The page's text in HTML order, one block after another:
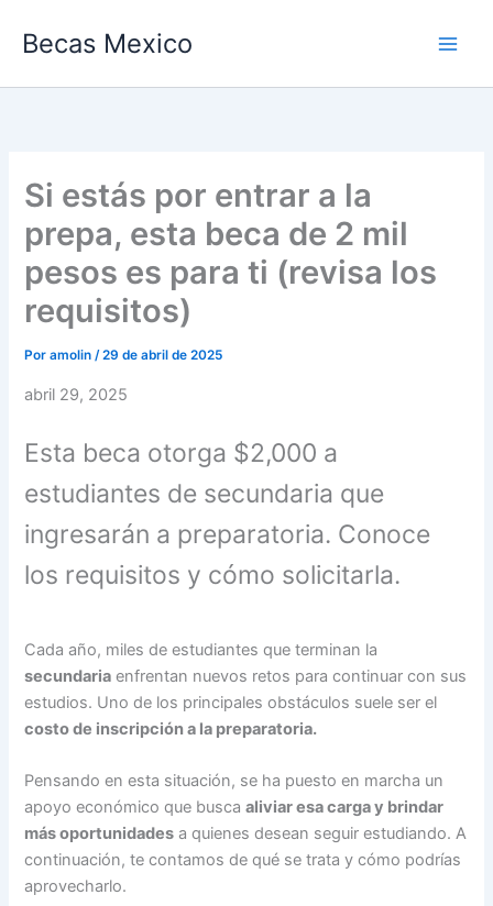
Becas Mexico
Si estás por entrar a la
prepa, esta beca de 2 mil
pesos es para ti (revisa los
requisitos)
Poramolin/29 de abril de 2025
abril 29, 2025
Esta beca otorga $2,000 a
estudiantes de secundaria que
ingresarán a preparatoria. Conoce
los requisitos y cómo solicitarla.
Cada año, miles de estudiantes que terminan la
secundaria enfrentan nuevos retos para continuar con sus
estudios. Uno de los principales obstáculos suele ser el
costo de inscripción a la preparatoria.
Pensando en esta situación, se ha puesto en marcha un
apoyo económico que buscaaliviar esa carga y brindar
más oportunidades a quienes desean seguir estudiando. A
continuación, te contamos de qué se trata y cómo podrías
aprovecharlo.